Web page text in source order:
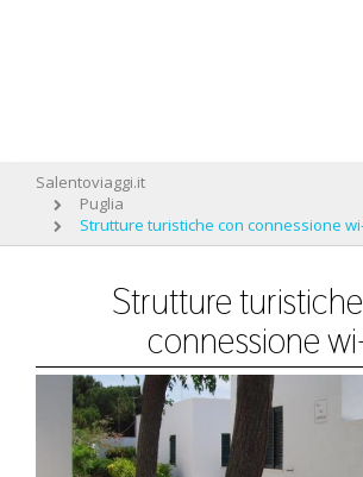
Salentoviaggi.it
Puglia
Strutture turistiche con connessione
Strutture
connessione